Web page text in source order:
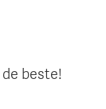
beste!